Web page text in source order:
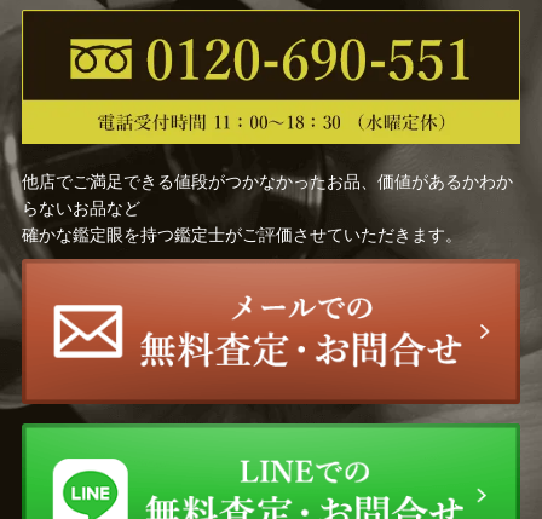
櫃田 伸也 上野 憲男
西村 計雄
田中 阿喜良 遠藤 昭吾
木下 孝則 金子 國義
高光 一也
藤田 吉香 村田 省蔵
他店でご満足できる値段がつかなかったお品、価値があるかわか
らないお品など
確かな鑑定眼を持つ鑑定士がご評価させていただきます。